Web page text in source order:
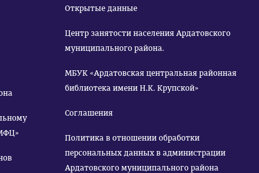
Открытые данные
Центр занятости населения Ардатовского
муниципального района.
МБУК «Ардатовская центральная районная
библиотека имени Н.К. Крупской»
Соглашения
Политика в отношении обработки
персональных данных в администрации
Ардатовского муниципального района